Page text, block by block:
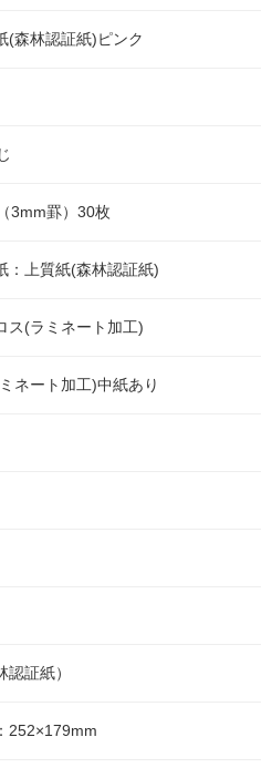
(森林認証紙)ピンク
3mm罫）30枚
：上質紙(森林認証紙)
ス(ラミネート加工)
ネート加工)中紙あり
証紙）
252×179mm